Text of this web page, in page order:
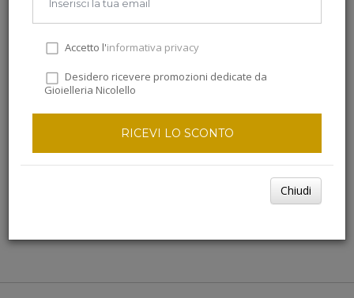
Non ci sono ancora prodotti per questa
Accetto l'informativa privacy
Desidero ricevere promozioni dedicate da
Gioielleria Nicolello
RICEVI LO SCONTO
Chiudi